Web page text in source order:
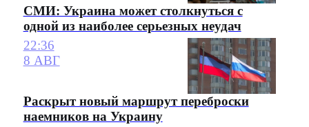
СМИ: Украина может столкнуться с
одной из наиболее серьезных неудач
22:36
8 АВГ
Раскрыт новый маршрут переброски
наемников на Украину